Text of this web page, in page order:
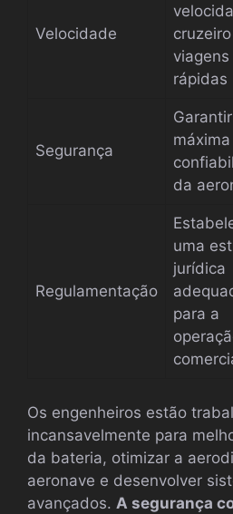
Velocidade
viagens
rápidas
Segurança
máxima
da
Regulamentação
uma
jurídica
para a
Os engenheiros estão
incansavelmente para
da bateria, otimizar a
aeronave e desenvolver
avançados. A segurança